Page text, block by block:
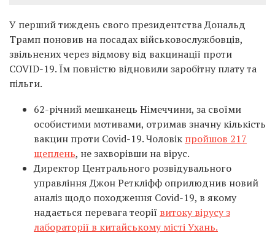
У перший тиждень свого президентства Дональд
Трамп поновив на посадах військовослужбовців,
звільнених через відмову від вакцинації проти
COVID-19. Їм повністю відновили заробітну плату та
пільги.
62-річний мешканець Німеччини, за своїми
особистими мотивами, отримав значну кількість
вакцин проти Covid-19. Чоловік пройшов 217
щеплень, не захворівши на вірус.
Директор Центрального розвідувального
управління Джон Реткліфф оприлюднив новий
аналіз щодо походження Covid-19, в якому
надається перевага теорії витоку вірусу з
лабораторії в китайському місті Ухань.